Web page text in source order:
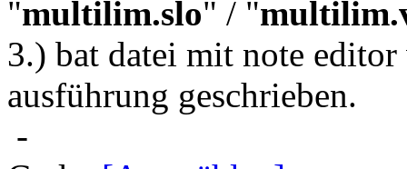
"multilim.slo" / "
3.) bat datei mit note
ausführung geschrieben.
-